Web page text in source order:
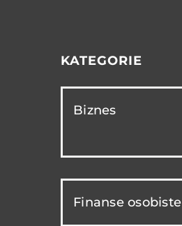
KATEGORIE
Biznes
Finanse osobiste